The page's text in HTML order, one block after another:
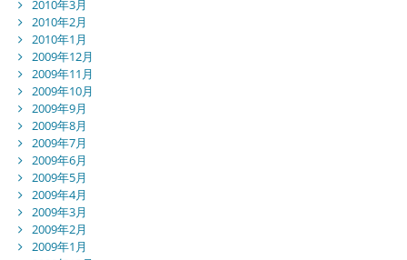
2010年3月
2010年2月
2010年1月
2009年12月
2009年11月
2009年10月
2009年9月
2009年8月
2009年7月
2009年6月
2009年5月
2009年4月
2009年3月
2009年2月
2009年1月